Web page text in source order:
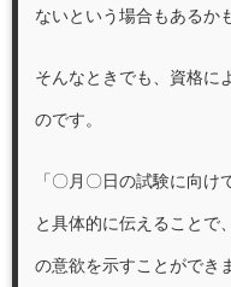
ないという場合もあるか
そんなときでも、資格に
のです。
「〇月〇日の試験に向け
と具体的に伝えることで
の意欲を示すことができ